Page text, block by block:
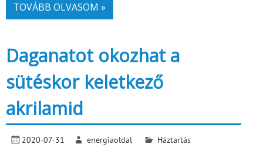
TOVÁBB OLVASOM »
Daganatot okozhat a
sütéskor keletkező
akrilamid
2020-07-31 energiaoldal Háztartás